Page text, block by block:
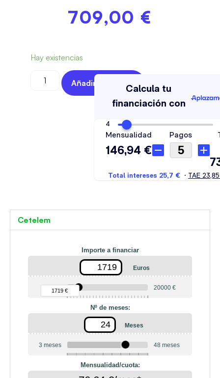
709,00 €
Hay existencias
Añadir Al Carrito
Cetelem
Importe a financiar
Euros
90 €
1719 € 20000 €
Nº de meses:
Meses
3 meses 48 meses
Mensualidad/cuota: